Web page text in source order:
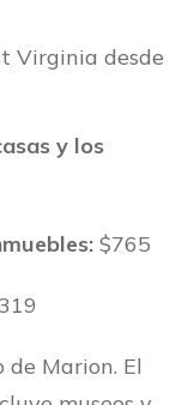
y los
$765
de Marion. El